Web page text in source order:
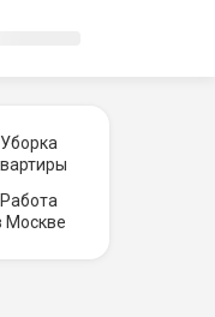
Уборка
Работа
Москве